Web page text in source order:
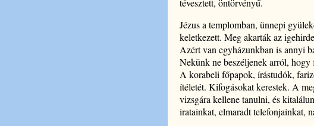
tévesztett, öntörvényű.
Jézus a templomban, ünnepi
keletkezett. Meg akarták az
Azért van egyházunkban is annyi
Nekünk ne beszéljenek arról, hogy
A korabeli főpapok, írástudók,
ítéletét. Kifogásokat kerestek. A
vizsgára kellene tanulni, és
iratainkat, elmaradt telefonjainkat,